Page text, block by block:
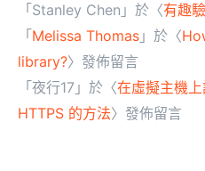
「 Stanley Chen 」於〈有趣
「 Melissa Thomas 」於〈
library?〉發佈留言
「 夜行17 」於〈在虛擬主機
HTTPS 的方法〉發佈留言